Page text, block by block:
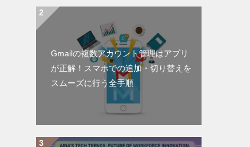
Gmailの複数アカウント管理はアプリ
が正解！スマホでの追加・切り替えを
スムーズに行う全手順